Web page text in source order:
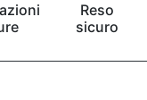
Reso
sicuro